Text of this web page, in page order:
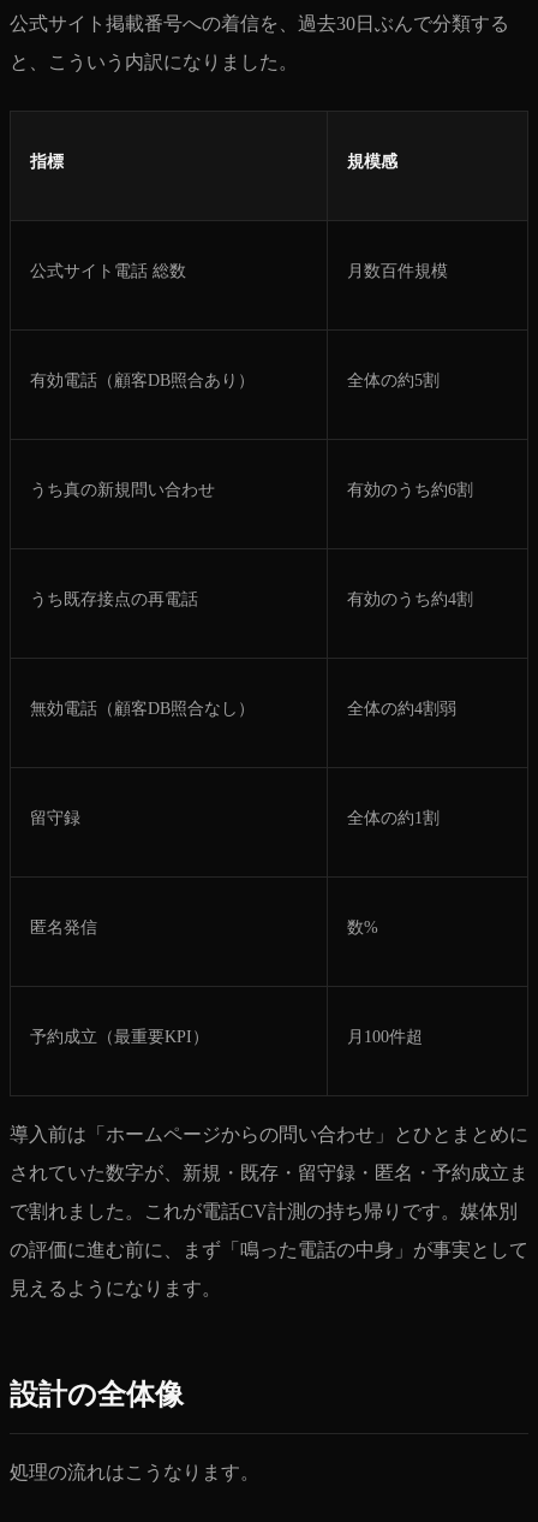
公式サイト掲載番号への着信を、過去30日ぶんで分類する
と、こういう内訳になりました。
指標 規模感
公式サイト電話 総数 月数百件規模
有効電話（顧客DB照合あり） 全体の約5割
うち真の新規問い合わせ 有効のうち約6割
うち既存接点の再電話 有効のうち約4割
無効電話（顧客DB照合なし） 全体の約4割弱
留守録 全体の約1割
匿名発信 数%
予約成立（最重要KPI） 月100件超
導入前は「ホームページからの問い合わせ」とひとまとめに
されていた数字が、新規・既存・留守録・匿名・予約成立ま
で割れました。これが電話CV計測の持ち帰りです。媒体別
の評価に進む前に、まず「鳴った電話の中身」が事実として
見えるようになります。
設計の全体像
処理の流れはこうなります。